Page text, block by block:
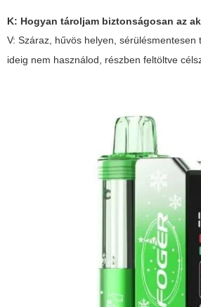
K: Hogyan tároljam biztonságosan az
V: Száraz, hűvös helyen, sérülésmentesen
ideig nem használod, részben feltöltve